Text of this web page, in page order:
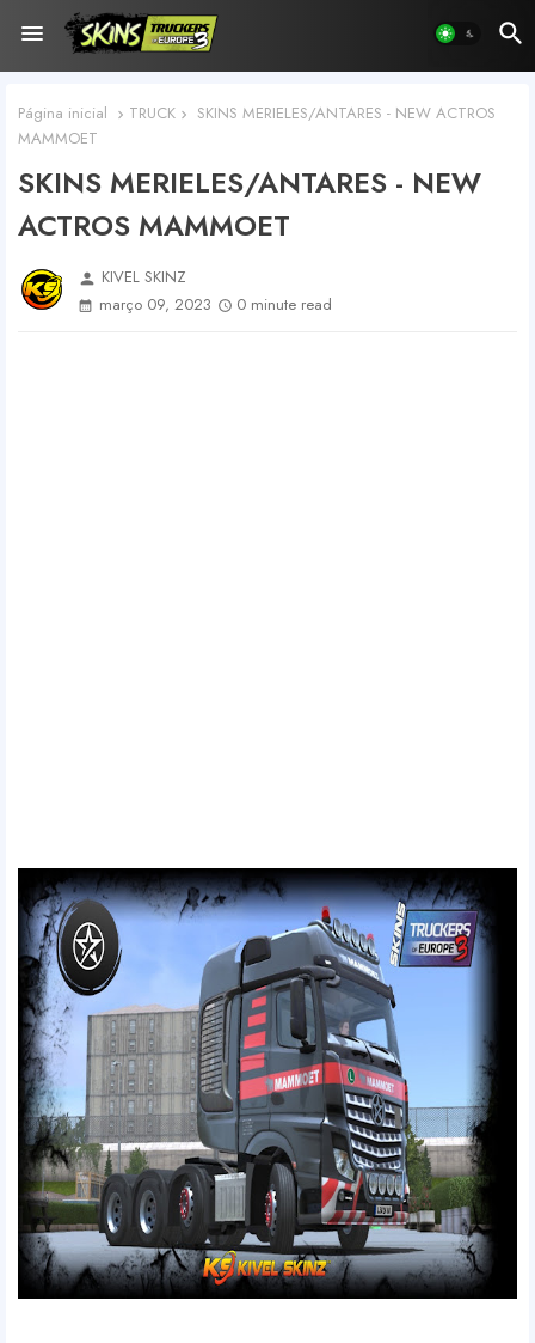
Página inicial TRUCK
SKINS MERIELES/ANTARES - NEW ACTROS
MAMMOET
SKINS MERIELES/ANTARES - NEW
ACTROS MAMMOET
person KIVEL SKINZ
março 09, 2023
0 minute read